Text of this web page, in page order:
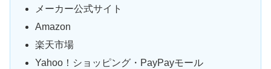
メーカー公式サイト
Amazon
楽天市場
Yahoo！ショッピング・PayPayモール